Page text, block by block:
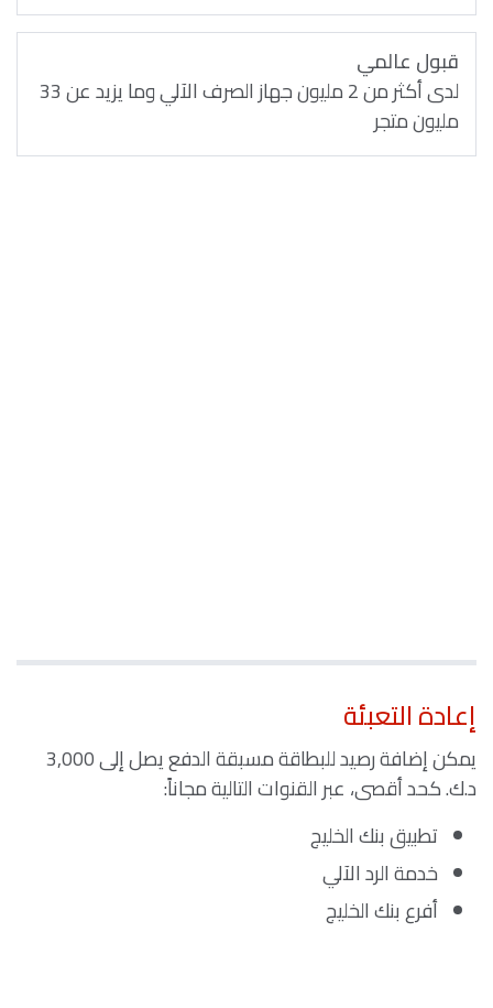
قبول عالمي
لدى أكثر من 2 مليون جهاز الصرف الآلي وما يزيد عن 33
مليون متجر
إعادة التعبئة
يمكن إضافة رصيد للبطاقة مسبقة الدفع يصل إلى 3,000
د.ك. كحد أقصى، عبر القنوات التالية مجاناً:
تطبيق بنك الخليج
خدمة الرد الآلي
أفرع بنك الخليج